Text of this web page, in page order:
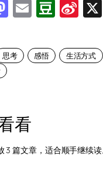
Mastodon
Email
思考 感悟
生活方式
看
3 篇文章，适合顺手继续读